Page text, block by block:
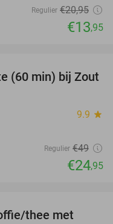
Regulier €20,95
€13,95
49%
(60 min) bij Zout
9.9 star
Regulier €49
€24,95
thee met